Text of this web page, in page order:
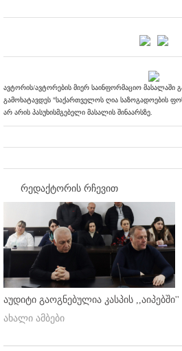
ავტორის/ავტორების მიერ საინფორმაციო მასალაში
გამოხატავდეს "საქართველოს ღია საზოგადოების
არ არის პასუხისმგებელი მასალის შინაარსზე.
რედაქტორის რჩევით
აუდიტი გაოგნებულია კასპის
ახალი ამბები